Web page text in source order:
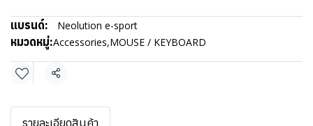
แบรนด์: Neolution e-sport
หมวดหมู่:Accessories,MOUSE / KEYBOARD
แชร์
รายละเอียดสินค้า